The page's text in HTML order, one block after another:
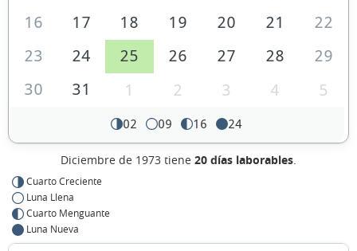
16
17 18 19 20 21
22
23
24 25 26 27 28
29
30
31 1 2 3 4 5
02 09 16 24
Diciembre de 1973 tiene 20 días laborables.
Cuarto Creciente
Luna Llena
Cuarto Menguante
Luna Nueva